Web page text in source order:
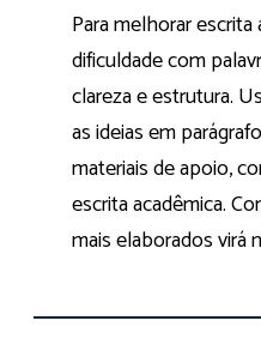
Para melhorar
dificuldade com
clareza e estrutura.
as ideias em
materiais de apoio,
escrita acadêmica.
mais elaborados virá